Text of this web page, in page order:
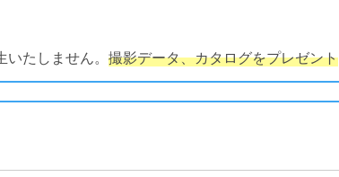
たしません。 撮影データ、カタログをプレゼント